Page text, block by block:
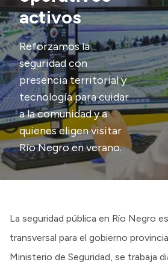
Transparencia
Presupuesto
Boletín Oficial
Compras y licitaciones
Consulta de expedientes
Consulta de pago a proveedores
Convocatorias
activos
Reforzamos la
seguridad con
presencia territorial y
tecnología para cuidar
a la comunidad y a
quienes eligen visitar
Río Negro en verano.
La seguridad pública en Río Negro
transversal para el gobierno
Ministerio de Seguridad, se trabaja